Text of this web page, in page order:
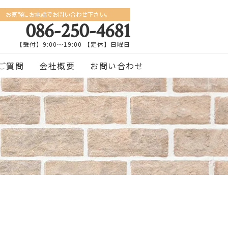
お気軽にお電話でお問い合わせ下さい。
086-250-4681
【受付】9:00〜19:00 【定休】日曜日
質問 会社概要 お問い合わせ